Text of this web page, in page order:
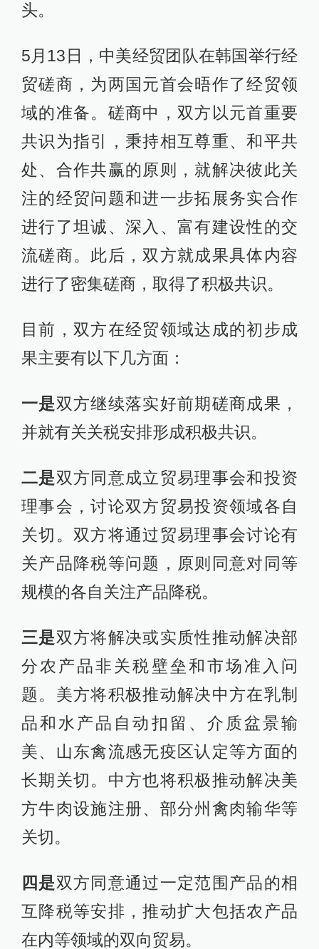
头。
5月13日，中美经贸团队在韩国举行经
贸磋商，为两国元首会晤作了经贸领
域的准备。磋商中，双方以元首重要
共识为指引，秉持相互尊重、和平共
处、合作共赢的原则，就解决彼此关
注的经贸问题和进一步拓展务实合作
进行了坦诚、深入、富有建设性的交
流磋商。此后，双方就成果具体内容
进行了密集磋商，取得了积极共识。
目前，双方在经贸领域达成的初步成
果主要有以下几方面：
一是双方继续落实好前期磋商成果，
并就有关关税安排形成积极共识。
二是双方同意成立贸易理事会和投资
理事会，讨论双方贸易投资领域各自
关切。双方将通过贸易理事会讨论有
关产品降税等问题，原则同意对同等
规模的各自关注产品降税。
三是双方将解决或实质性推动解决部
分农产品非关税壁垒和市场准入问
题。美方将积极推动解决中方在乳制
品和水产品自动扣留、介质盆景输
美、山东禽流感无疫区认定等方面的
长期关切。中方也将积极推动解决美
方牛肉设施注册、部分州禽肉输华等
关切。
四是双方同意通过一定范围产品的相
互降税等安排，推动扩大包括农产品
在内等领域的双向贸易。